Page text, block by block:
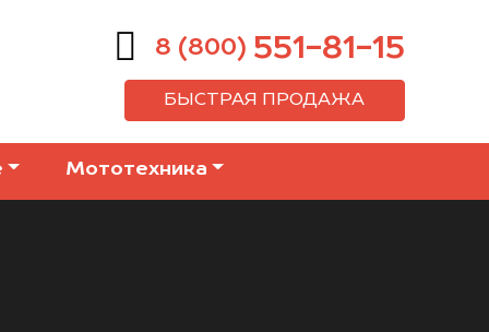
8 (800) 551-81-15
БЫСТРАЯ ПРОДАЖА
Мототехника